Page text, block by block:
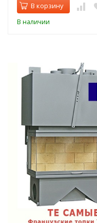
В корзину
В наличии